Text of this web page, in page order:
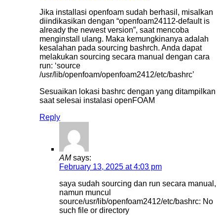
Jika installasi openfoam sudah berhasil, misalkan
diindikasikan dengan “openfoam24112-default is
already the newest version”, saat mencoba
menginstall ulang. Maka kemungkinanya adalah
kesalahan pada sourcing bashrch. Anda dapat
melakukan sourcing secara manual dengan cara
run: ‘source
/usr/lib/openfoam/openfoam2412/etc/bashrc’
Sesuaikan lokasi bashrc dengan yang ditampilkan
saat selesai instalasi openFOAM
Reply
AM says:
February 13, 2025 at 4:03 pm
saya sudah sourcing dan run secara manual,
namun muncul
source/usr/lib/openfoam2412/etc/bashrc: No
such file or directory